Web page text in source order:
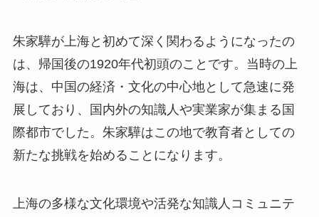
朱家驊が上海と初めて深く関わるようになったの
は、帰国後の1920年代初頭のことです。当時の上
海は、中国の経済・文化の中心地として急速に発
展しており、国内外の知識人や実業家が集まる国
際都市でした。朱家驊はこの地で教育者としての
新たな挑戦を始めることになります。
上海の多様な文化環境や活発な知識人コミュニテ